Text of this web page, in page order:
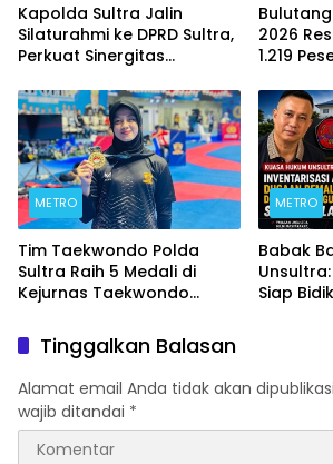
Kapolda Sultra Jalin
Silaturahmi ke DPRD Sultra,
Perkuat Sinergitas
Kemajuan Daerah
2026
1.219
METRO
Tim Taekwondo Polda
Sultra Raih 5 Medali di
Kejurnas Taekwondo
METRO
Babak
Siap
Tinggalkan Balasan
Alamat email Anda tidak akan
wajib ditandai *